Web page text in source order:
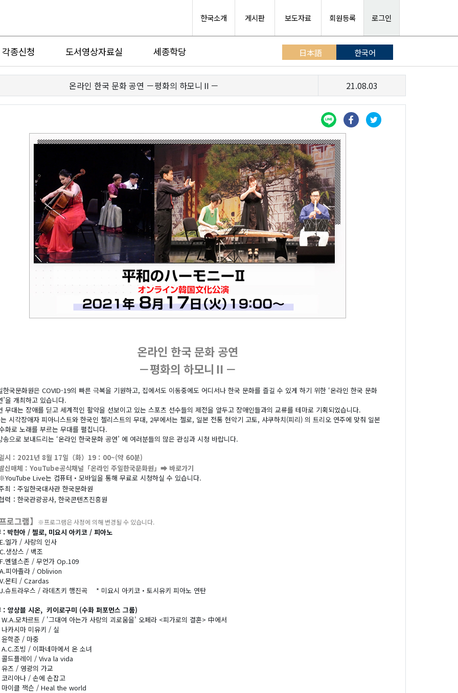
한국소개 게시판 보도자료 회원등록 로그인
각종신청 도서영상자료실 세종학당 日本語 한국어
온라인 한국 문화 공연 －평화의 하모니Ⅱ－ 21.08.03
온라인 한국 문화 공연
－평화의 하모니Ⅱ－
한국문화원은 COVID-19의 빠른 극복을 기원하고, 집에서도 이동중에도 어디서나 한국 문화를 즐길 수 있게 하기 위한 ‘온라인 한국 문화
’을 개최하고 있습니다.
무대는 장애를 딛고 세계적인 활약을 선보이고 있는 스포츠 선수들의 제전을 앞두고 장애인들과의 교류를 테마로 기획되었습니다.
시각장애자 피아니스트와 한국인 첼리스트의 무대, 2부에서는 첼로, 일본 전통 현악기 고토, 샤쿠하치(피리) 의 트리오 연주에 맞춰 일본
화로 노래를 부르는 무대를 펼칩니다.
송으로 보내드리는 ‘온라인 한국문화 공연’ 에 여러분들의 많은 관심과 시청 바랍니다.
시：2021년 8월 17일（화）19：00~(약 60분)
신매체：YouTube공식채널「온라인 주일한국문화원」 ➡ 바로가기
Live는 컴퓨터・모바일을 통해 무료로 시청하실 수 있습니다.
최：주일한국대사관 한국문화원
력：한국관광공사, 한국콘텐츠진흥원
로그램】 ※프로그램은 사정에 의해 변경될 수 있습니다.
: 박현아 / 첼로, 미요시 아키코 / 피아노
엘가 / 사랑의 인사
생상스 / 백조
멘델스존 / 무언가 Op.109
피아졸라 / Oblivion
몬티 / Czardas
슈트라우스 / 라데츠키 행진곡 * 미요시 아키코・토시유키 피아노 연탄
앙상블 시온, 키이로구미 (수화 퍼포먼스 그룹)
모차르트 / '그대여 아는가 사랑의 괴로움을' 오페라 <피가로의 결혼> 中에서
카시마 미유키 / 실
학준 / 마중
조빙 / 이파네마에서 온 소녀
드플레이 / Viva la vida
즈 / 영광의 가교
리아나 / 손에 손잡고
이클 잭슨 / Heal the world